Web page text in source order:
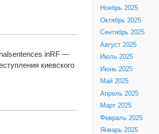
inRF —
киевского
Ноябрь 2025
Октябрь 2025
Сентябрь 2025
Август 2025
Июль 2025
Июнь 2025
Май 2025
Апрель 2025
Март 2025
Февраль 2025
Январь 2025